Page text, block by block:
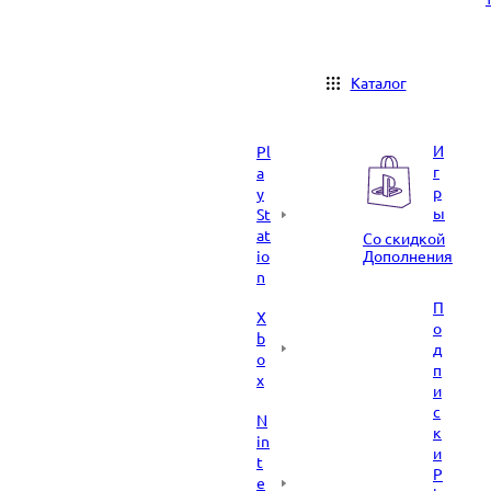
Каталог
Pl
a
y
St
at
io
n
X
b
o
x
N
in
t
e
И
г
р
ы
Со скидкой
Дополнения
П
о
д
п
и
с
к
и
P